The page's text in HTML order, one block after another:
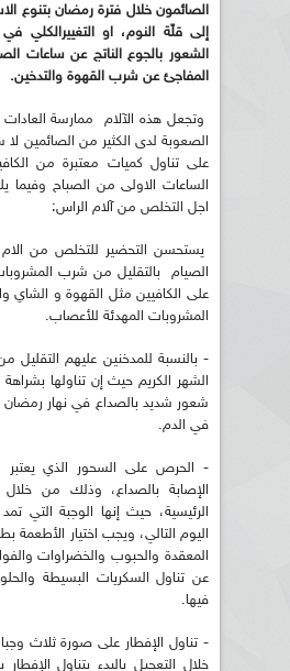
الصائمون خلال فترة رمضان بتنوع
إلى قلّة النوم، او التغييرالكلي
الشعور بالجوع الناتج عن ساعات
المفاجئ عن شرب القهوة والتدخين.
وتجعل هذه الآلام ممارسة العادات
الصعوبة لدى الكثير من الصائمين لا
على تناول كميات معتبرة من
الساعات الاولى من الصباح
اجل التخلص من آلام الراس:
يستحسن التحضير للتخلص من
الصيام بالتقليل من شرب
على الكافيين مثل القهوة و الشاي
المشروبات المهدئة للأعصاب.
- بالنسبة للمدخنين عليهم
الشهر الكريم حيث إن تناولها
شعور شديد بالصداع في نهار رمضان
في الدم.
- الحرص على السحور الذي
الإصابة بالصداع، وذلك من
الرئيسية، حيث إنها الوجبة التي
اليوم التالي، ويجب اختيار الأطعمة
المعقدة والحبوب والخضراوات
عن تناول السكريات البسيطة
فيها.
- تناول الإفطار على صورة ثلاث
خلال التعجيل بالبدء بتناول الإفطار